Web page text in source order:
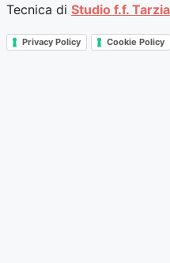
Tecnica di Studio f.f.
Privacy Policy Cookie Policy